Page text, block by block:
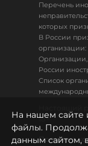
Перечень
которых
В России
организации:
России
Список
18+
Политика
На нашем сайте
файлы.
данным сайтом,